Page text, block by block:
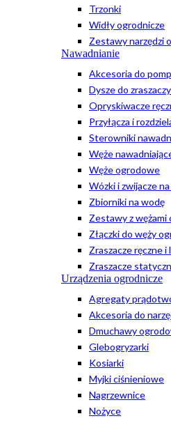
Trzonki
Widły ogrodnicze
Zestawy narzędzi
Nawadnianie
Akcesoria do pomp
Dysze do zraszaczy
Opryskiwacze
Przyłącza i
Sterowniki
Węże
Węże ogrodowe
Wózki i zwijacze
Zbiorniki na wodę
Zestawy z
Złączki do węży
Zraszacze ręczne i
Zraszacze
Urządzenia ogrodnicze
Agregaty
Akcesoria do
Dmuchawy
Glebogryzarki
Kosiarki
Myjki ciśnieniowe
Nagrzewnice
Nożyce